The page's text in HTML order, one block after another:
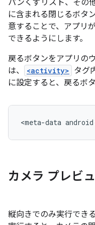
パンくずリスト、その
に含まれる閉じるボタ
意することで、アプリ
できるようにします。
戻るボタンをアプリの
は、
<activity> タグ
に設定すると、戻るボ
<meta-data
カメラ プレビ
縦向きでのみ実行でき